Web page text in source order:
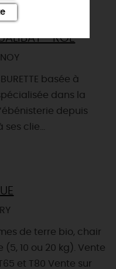
- RGE
basée à
dans la
depuis
ses clie...
de terre bio, chair
10 ou 20 kg). Vente
et T80 Vente sur